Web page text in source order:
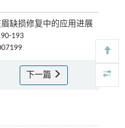
缺损修复中的应用进展
193
下一篇